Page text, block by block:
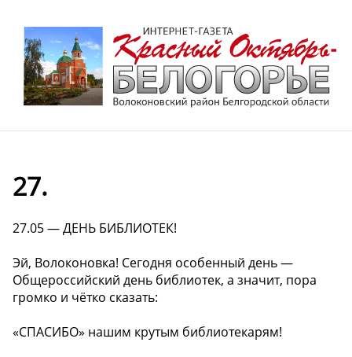
27.
27.05 — ДЕНЬ БИБЛИОТЕК!
Эй, Волоконовка! Сегодня особенный день —
Общероссийский день библиотек, а значит, пора
громко и чётко сказать:
«СПАСИБО» нашим крутым библиотекарям!